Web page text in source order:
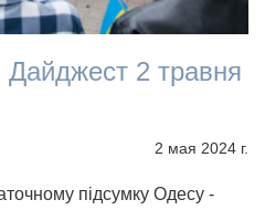
2 травня
2 мая 2024 г.
підсумку Одесу -